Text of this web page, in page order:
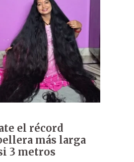
el récord
más larga
3 metros